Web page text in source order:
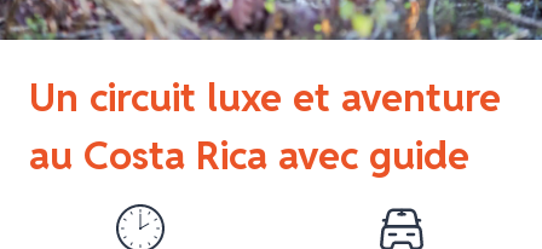
Un circuit luxe et aventure
au Costa Rica avec guide